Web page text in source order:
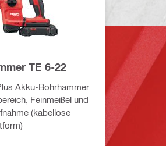
TE 6-22
Akku-Bohrhammer
Feinmeißel und
(kabellose